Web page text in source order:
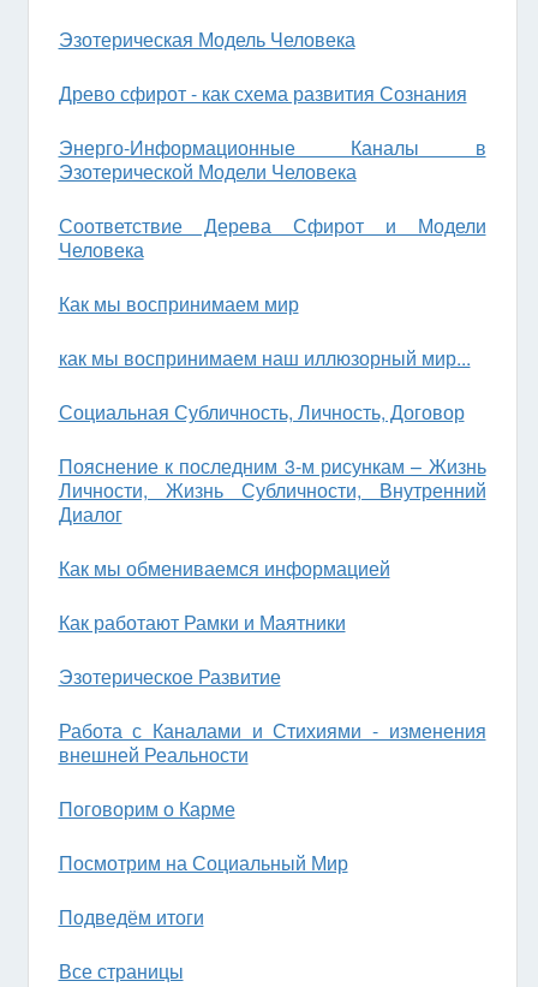
Эзотерическая Модель Человека
Древо сфирот - как схема развития Сознания
Энерго-Информационные Каналы в
Эзотерической Модели Человека
Соответствие Дерева Сфирот и Модели
Человека
Как мы воспринимаем мир
как мы воспринимаем наш иллюзорный мир...
Социальная Субличность, Личность, Договор
Пояснение к последним 3-м рисункам – Жизнь
Личности, Жизнь Субличности, Внутренний
Диалог
Как мы обмениваемся информацией
Как работают Рамки и Маятники
Эзотерическое Развитие
Работа с Каналами и Стихиями - изменения
внешней Реальности
Поговорим о Карме
Посмотрим на Социальный Мир
Подведём итоги
Все страницы